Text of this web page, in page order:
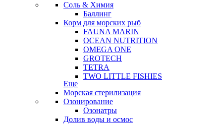
Соль & Химия
Баллинг
Корм для морских рыб
FAUNA MARIN
OCEAN NUTRITION
OMEGA ONE
GROTECH
TETRA
TWO LITTLE FISHIES
Еще
Морская стерилизация
Озонирование
Озонатры
Долив воды и осмос